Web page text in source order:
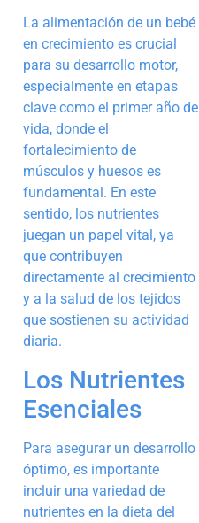
La alimentación de un bebé
en crecimiento es crucial
para su desarrollo motor,
especialmente en etapas
clave como el primer año de
vida, donde el
fortalecimiento de
músculos y huesos es
fundamental. En este
sentido, los nutrientes
juegan un papel vital, ya
que contribuyen
directamente al crecimiento
y a la salud de los tejidos
que sostienen su actividad
diaria.
Los Nutrientes
Esenciales
Para asegurar un desarrollo
óptimo, es importante
incluir una variedad de
nutrientes en la dieta del